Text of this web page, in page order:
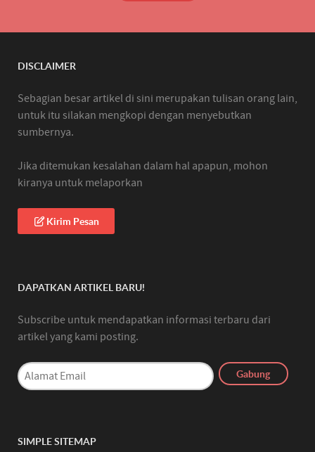
DISCLAIMER
Sebagian besar artikel di sini merupakan tulisan orang lain,
untuk itu silakan mengkopi dengan menyebutkan
sumbernya.
Jika ditemukan kesalahan dalam hal apapun, mohon
kiranya untuk melaporkan
Kirim Pesan
DAPATKAN ARTIKEL BARU!
Subscribe untuk mendapatkan informasi terbaru dari
artikel yang kami posting.
SIMPLE SITEMAP